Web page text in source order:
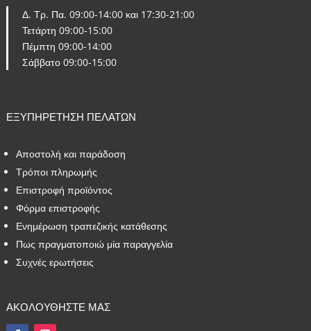
Δ. Τρ. Πα. 09:00-14:00 και 17:30-21:00
Τετάρτη 09:00-15:00
Πέμπτη 09:00-14:00
Σάββατο 09:00-15:00
ΕΞΥΠΗΡΕΤΗΣΗ ΠΕΛΑΤΩΝ
Αποστολή και παράδοση
Τρόποι πληρωμής
Επιστροφή προϊόντος
Φόρμα επιστροφής
Ενημέρωση τραπεζικής κατάθεσης
Πως πραγματοποιώ μία παραγγελία
Συχνές ερωτήσεις
ΑΚΟΛΟΥΘΗΣΤΕ ΜΑΣ